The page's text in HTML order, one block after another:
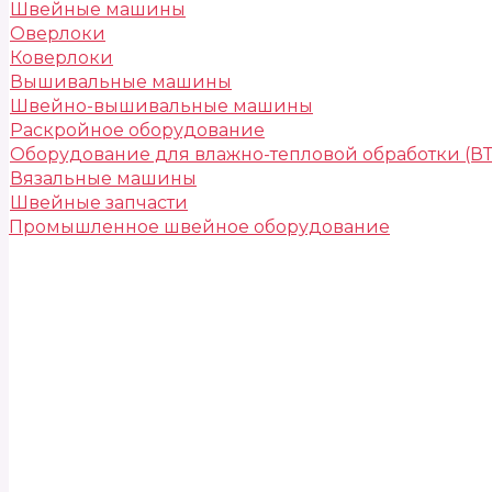
Швейные машины
Оверлоки
Коверлоки
Вышивальные машины
Швейно-вышивальные машины
Раскройное оборудование
Оборудование для влажно-тепловой обработки
Вязальные машины
Швейные запчасти
Промышленное швейное оборудование